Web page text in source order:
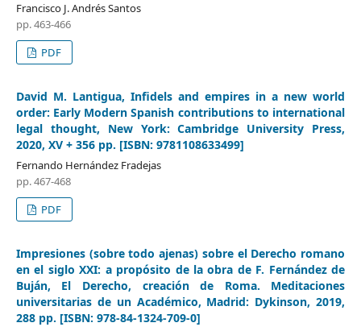
Francisco J. Andrés Santos
pp. 463-466
PDF
David M. Lantigua, Infidels and empires in a new world
order: Early Modern Spanish contributions to international
legal thought, New York: Cambridge University Press,
2020, XV + 356 pp. [ISBN: 9781108633499]
Fernando Hernández Fradejas
pp. 467-468
PDF
Impresiones (sobre todo ajenas) sobre el Derecho romano
en el siglo XXI: a propósito de la obra de F. Fernández de
Buján, El Derecho, creación de Roma. Meditaciones
universitarias de un Académico, Madrid: Dykinson, 2019,
288 pp. [ISBN: 978-84-1324-709-0]